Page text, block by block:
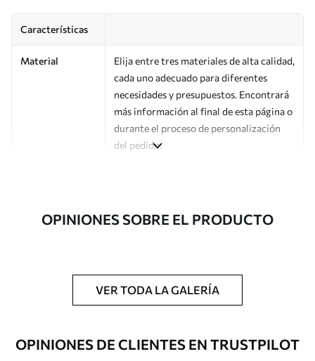
Características
Material
Elija entre tres materiales de alta calidad,
cada uno adecuado para diferentes
necesidades y presupuestos. Encontrará
más información al final de esta página o
durante el proceso de personalización
del pedido.
artículo
Impreso bajo pedido y entregado en
rollos de hasta 50 cm de ancho.
Opciones
adicionales
Disponible con recubrimiento de barniz
y/o adhesivo para empapelar.
OPINIONES SOBRE EL PRODUCTO
VER TODA LA GALERÍA
OPINIONES DE CLIENTES EN TRUSTPILOT